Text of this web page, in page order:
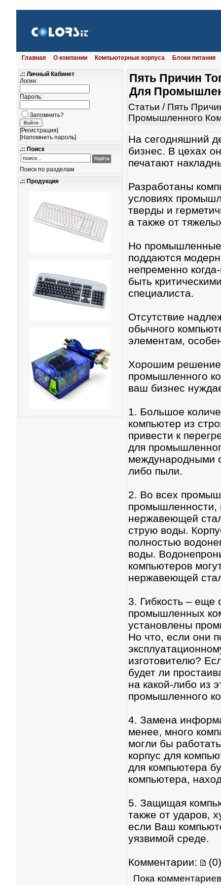
Главная О компании Компьютерные корпуса Блоки питания
.:: Личный Кабинет
Логин:
Пароль:
Запомнить?
[Регистрация]
[Напомнить пароль]
.:: Поиск
Поиск по разделам
.:: Продукция
Пять Причин
Для
Статьи / Пять
Промышленного
На сегодняшний
бизнес. В цехах
печатают
Разработаны
условиях
тверды и
а также от
Но промышленные
поддаются
непременно
быть
специалиста.
Отсутствие
обычного
элементам,
Хорошим
промышленного
ваш бизнес
1. Большое
компьютер из
привести к
для
международными
либо пыли.
2. Во всех
промышленности,
нержавеющей
струю воды.
полностью
воды.
компьютеров
нержавеющей
3. Гибкость – еще
промышленных
установлены
Но что, если они
изготовителю?
будет ли
на какой-либо из
промышленного
4. Замена
менее, много
могли бы
корпус для
для компьютера
компьютера,
5. Защищая
также от ударов,
если Ваш
уязвимой среде.
Комментарии: (0)
Пока